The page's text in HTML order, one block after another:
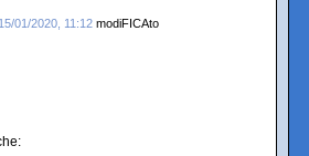
15/01/2020, 11:12 modiFICAto